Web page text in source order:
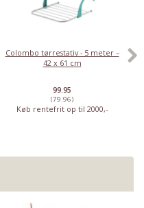
Colombo tørrestativ - 5 meter –
42 x 61 cm
99.95
(79.96)
Køb rentefrit op til 2000,-